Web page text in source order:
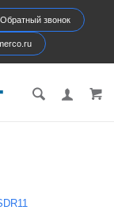
Обратный звонок